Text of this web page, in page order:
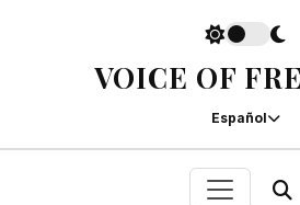
VOICE OF
Español